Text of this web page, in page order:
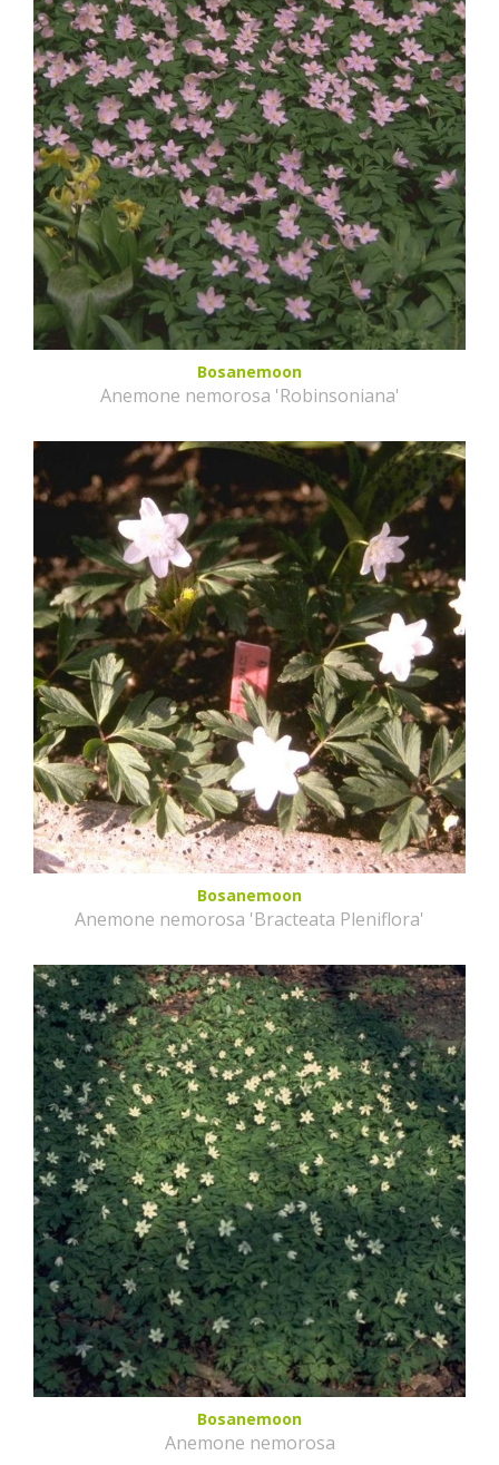
Bosanemoon
Anemone nemorosa 'Robinsoniana'
Bosanemoon
Anemone nemorosa 'Bracteata Pleniflora'
Bosanemoon
Anemone nemorosa